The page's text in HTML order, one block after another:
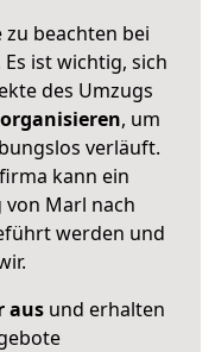
zu beachten bei
ist wichtig, sich
des Umzugs
organisieren, um
verläuft.
kann ein
Marl nach
werden und
ausund erhalten